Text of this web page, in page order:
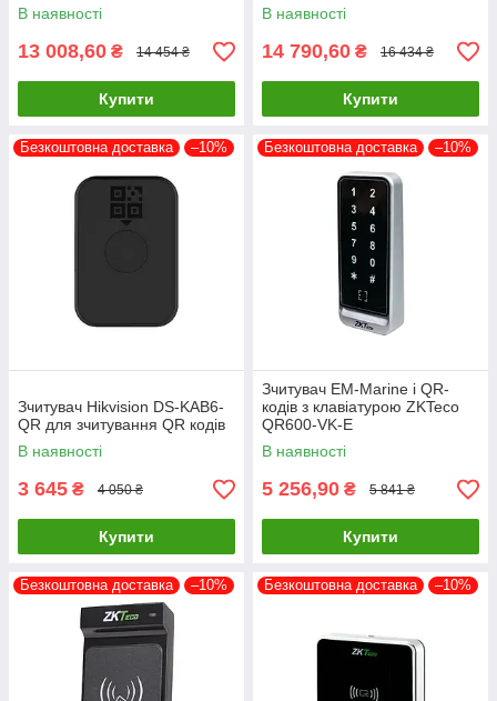
В наявності
13 008,60 ₴ 14 454 ₴
Купити
В наявності
14 790,60 ₴ 16 434 ₴
Купити
Безкоштовна доставка –10%
Зчитувач Hikvision DS-KAB6-
QR для зчитування QR кодів
В наявності
3 645 ₴ 4 050 ₴
Купити
Безкоштовна доставка –10%
Зчитувач EM-Marine і QR-
кодів з клавіатурою ZKTeco
QR600-VK-E
вологозахищений
В наявності
5 256,90 ₴ 5 841 ₴
Купити
Безкоштовна доставка –10% Безкоштовна доставка –10%